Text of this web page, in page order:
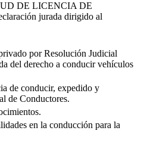
DE LICENCIA DE
jurada dirigido al
por Resolución Judicial
del derecho a conducir vehículos
de conducir, expedido y
de Conductores.
en la conducción para la